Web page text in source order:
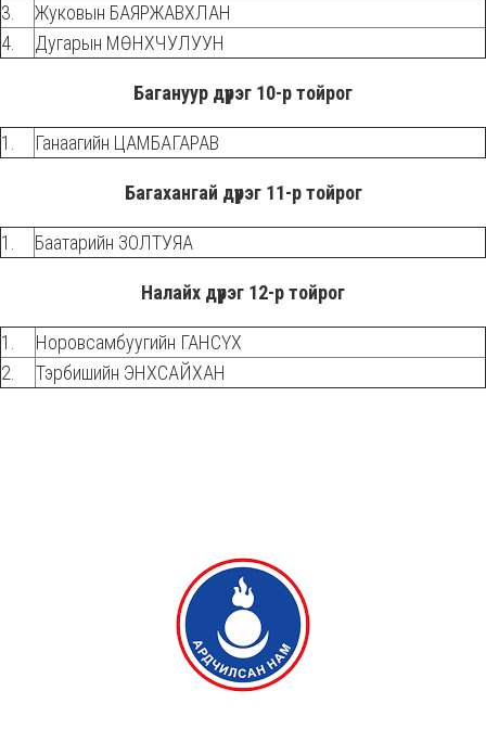
3.
Жуковын БАЯРЖАВХЛАН
4.
Дугарын МӨНХЧУЛУУН
Багануур дүүрэг 10-р тойрог
1. Ганаагийн ЦАМБАГАРАВ
Багахангай дүүрэг 11-р тойрог
1. Баатарийн ЗОЛТУЯА
Налайх дүүрэг 12-р тойрог
1.
Норовсамбуугийн ГАНСҮХ
2.
Тэрбишийн ЭНХСАЙХАН